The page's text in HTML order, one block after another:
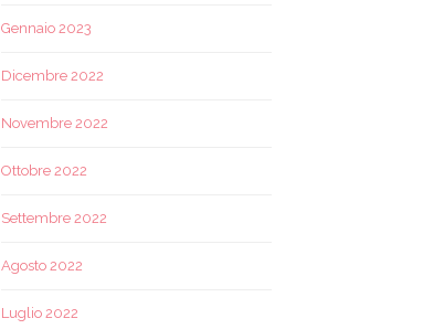
Gennaio 2023
Dicembre 2022
Novembre 2022
Ottobre 2022
Settembre 2022
Agosto 2022
Luglio 2022